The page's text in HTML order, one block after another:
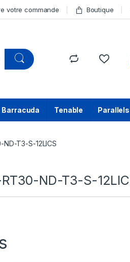
votre commande Boutique
Barracuda Tenable Parallels
ND-T3-S-12LICS
ND-T3-S-